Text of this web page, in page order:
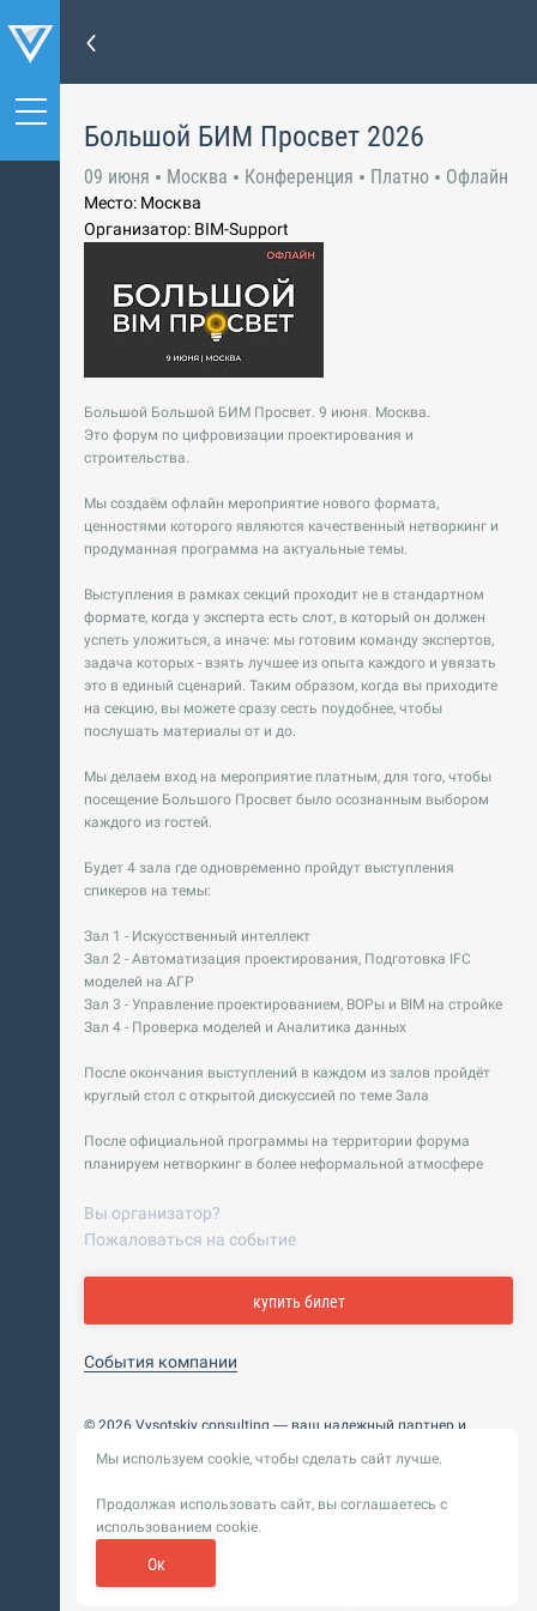
Большой БИМ Просвет 2026
09 июня Москва Конференция Платно Офлайн
Место: Москва
Организатор: BIM-Support
Большой Большой БИМ Просвет. 9 июня. Москва.
Это форум по цифровизации проектирования и
строительства.
Мы создаём офлайн мероприятие нового формата,
ценностями которого являются качественный нетворкинг и
продуманная программа на актуальные темы.
Выступления в рамках секций проходит не в стандартном
формате, когда у эксперта есть слот, в который он должен
успеть уложиться, а иначе: мы готовим команду экспертов,
задача которых - взять лучшее из опыта каждого и увязать
это в единый сценарий. Таким образом, когда вы приходите
на секцию, вы можете сразу сесть поудобнее, чтобы
послушать материалы от и до.
Мы делаем вход на мероприятие платным, для того, чтобы
посещение Большого Просвет было осознанным выбором
каждого из гостей.
Будет 4 зала где одновременно пройдут выступления
спикеров на темы:
Зал 1 - Искусственный интеллект
Зал 2 - Автоматизация проектирования, Подготовка IFC
моделей на АГР
Зал 3 - Управление проектированием, ВОРы и BIM на стройке
Зал 4 - Проверка моделей и Аналитика данных
После окончания выступлений в каждом из залов пройдёт
круглый стол с открытой дискуссией по теме Зала
После официальной программы на территории форума
планируем нетворкинг в более неформальной атмосфере
Вы организатор?
Пожаловаться на событие
купить билет
События компании
© 2026 Vysotskiy consulting — ваш надежный партнер и
Цифровизация, BIM, ИИ. Внедряем и оптимизируем
Пользовательское
соглашение
Политика обработки персональных
данных
Разработка сайта —
Мы используем cookie, чтобы сделать сайт лучше.
Продолжая использовать сайт, вы соглашаетесь с
использованием cookie.
Ок